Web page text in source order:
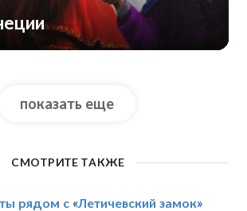
показать еще
СМОТРИТЕ ТАКЖЕ
рядом с «Летичевский замок»